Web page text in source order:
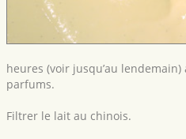
heures (voir jusqu’au
parfums.
Filtrer le lait au chinois.